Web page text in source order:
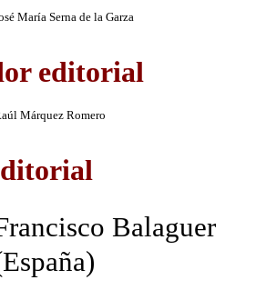
María Serna de la Garza
editorial
Márquez Romero
Balaguer